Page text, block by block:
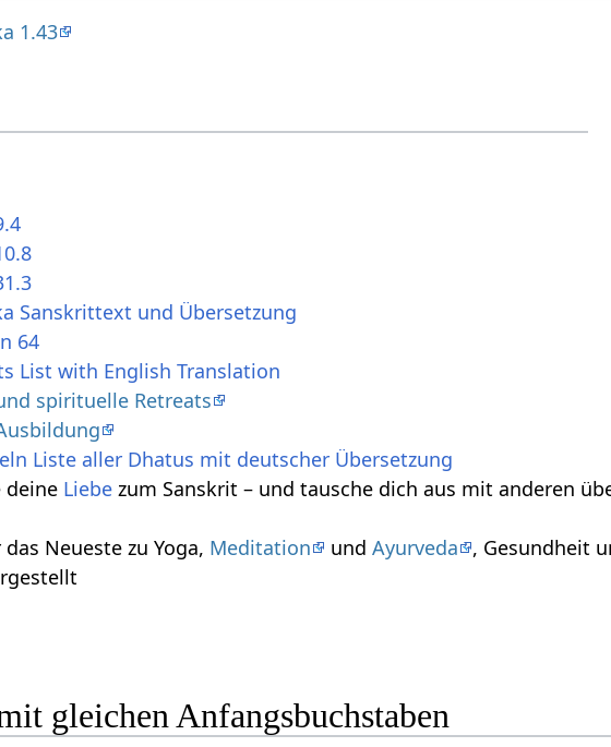
1.43
Sanskrittext und Übersetzung
64
List with English Translation
spirituelle Retreats
Liste aller Dhatus mit deutscher Übersetzung
deine Liebe zum Sanskrit – und tausche dich aus mit anderen
Neueste zu Yoga, Meditation undAyurveda , Gesundheit
gleichen Anfangsbuchstaben